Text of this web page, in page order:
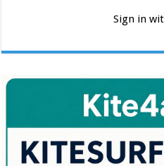
Sign in